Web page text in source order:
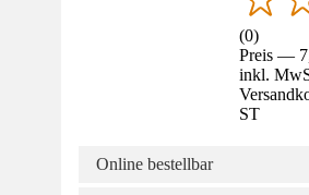
(0)
Preis —
inkl.
ST
Online bestellbar